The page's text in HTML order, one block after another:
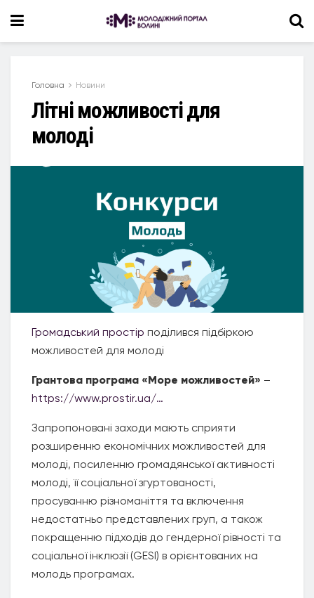
Головна Новини
Літні можливості для
молоді
Громадський простір поділився підбіркою
можливостей для молоді
Грантова програма «Море можливостей» –
https://www.prostir.ua/…
Запропоновані заходи мають сприяти
розширенню економічних можливостей для
молоді, посиленню громадянської активності
молоді, її соціальної згуртованості,
просуванню різноманіття та включення
недостатньо представлених груп, а також
покращенню підходів до гендерної рівності та
соціальної інклюзії (GESI) в орієнтованих на
молодь програмах.